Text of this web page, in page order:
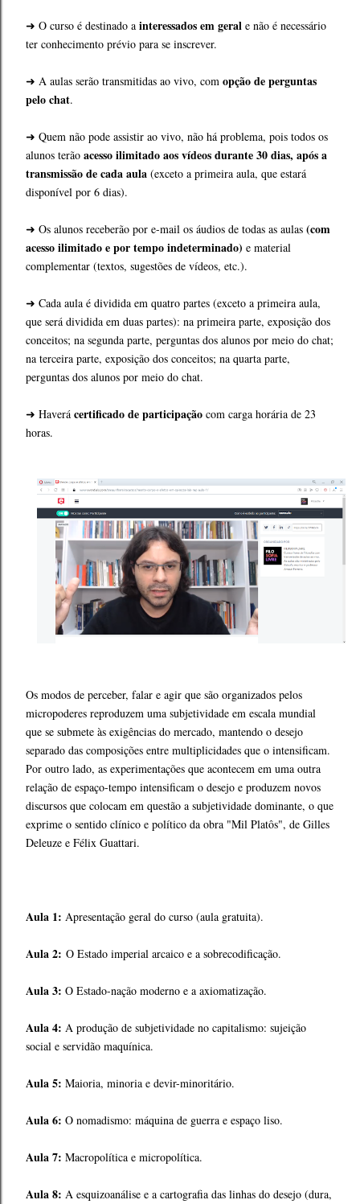
➜ O curso é destinado a interessados em geral e não é necessário
ter conhecimento prévio para se inscrever.
➜ A aulas serão transmitidas ao vivo, com opção de perguntas
pelo chat.
➜ Quem não pode assistir ao vivo, não há problema, pois todos os
alunos terão acesso ilimitado aos vídeos durante 30 dias, após a
transmissão de cada aula (exceto a primeira aula, que estará
disponível por 6 dias).
➜ Os alunos receberão por e-mail os áudios de todas as aulas (com
acesso ilimitado e por tempo indeterminado) e material
complementar (textos, sugestões de vídeos, etc.).
➜ Cada aula é dividida em quatro partes (exceto a primeira aula,
que será dividida em duas partes): na primeira parte, exposição dos
conceitos; na segunda parte, perguntas dos alunos por meio do chat;
na terceira parte, exposição dos conceitos; na quarta parte,
perguntas dos alunos por meio do chat.
➜ Haverá certificado de participação com carga horária de 23
horas.
Os modos de perceber, falar e agir que são organizados pelos
micropoderes reproduzem uma subjetividade em escala mundial
que se submete às exigências do mercado, mantendo o desejo
separado das composições entre multiplicidades que o intensificam.
Por outro lado, as experimentações que acontecem em uma outra
relação de espaço-tempo intensificam o desejo e produzem novos
discursos que colocam em questão a subjetividade dominante, o que
exprime o sentido clínico e político da obra "Mil Platôs", de Gilles
Deleuze e Félix Guattari.
Aula 1: Apresentação geral do curso (aula gratuita).
Aula 2: O Estado imperial arcaico e a sobrecodificação.
Aula 3: O Estado-nação moderno e a axiomatização.
Aula 4: A produção de subjetividade no capitalismo: sujeição
social e servidão maquínica.
Aula 5: Maioria, minoria e devir-minoritário.
Aula 6: O nomadismo: máquina de guerra e espaço liso.
Aula 7: Macropolítica e micropolítica.
Aula 8: A esquizoanálise e a cartografia das linhas do desejo (dura,